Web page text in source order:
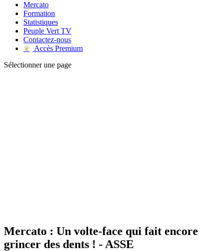
Mercato
Formation
Statistiques
Peuple Vert TV
Contactez-nous
♛
Accès Premium
Sélectionner une page
Mercato : Un volte-face qui fait encore
grincer des dents ! - ASSE